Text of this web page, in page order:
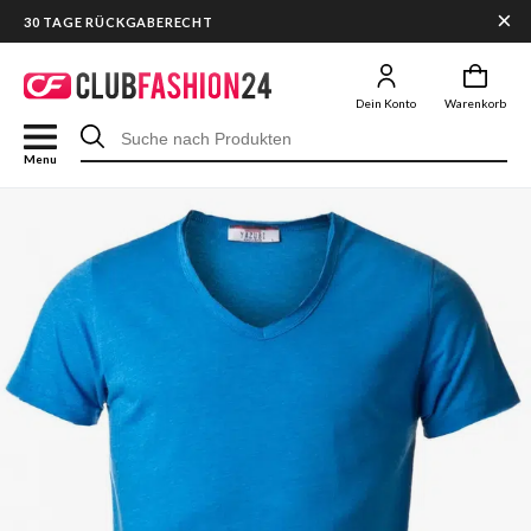
Dein Konto Warenkorb
Menu
30 TAGE RÜCKGABERECHT ×